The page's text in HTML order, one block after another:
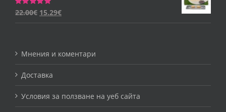
Оценено
от 5
22.00€ 15.29€
Мнения и коментари
Доставка
Условия за ползване на уеб сайта